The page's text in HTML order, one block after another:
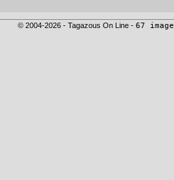
© 2004-2026 - Tagazous On Line - 67